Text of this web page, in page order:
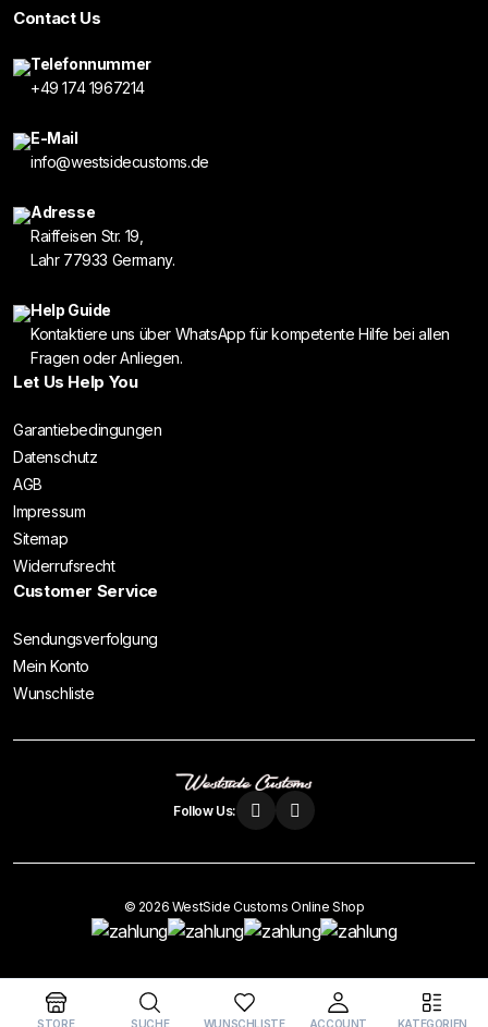
Contact Us
Telefonnummer
+49 174 1967214
E-Mail
info@westsidecustoms.de
Adresse
Raiffeisen Str. 19,
Lahr 77933 Germany.
Help Guide
Kontaktiere uns über WhatsApp für kompetente Hilfe bei allen
Fragen oder Anliegen.
Let Us Help You
Garantiebedingungen
Datenschutz
AGB
Impressum
Sitemap
Widerrufsrecht
Customer Service
Sendungsverfolgung
Mein Konto
Wunschliste
Follow Us:
© 2026 WestSide Customs Online Shop
Vertrag widerrufen
STORE SUCHE WUNSCHLISTE ACCOUNT KATEGORIEN